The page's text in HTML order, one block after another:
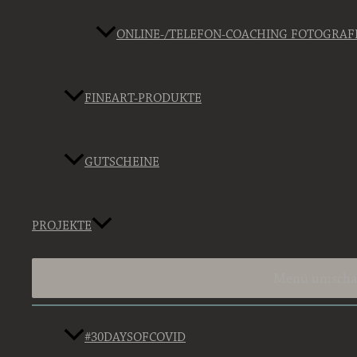
ONLINE-/TELEFON-COACHING
FINEART-PRODUKTE
GUTSCHEINE
PROJEKTE
#30DAYSOFCOVID